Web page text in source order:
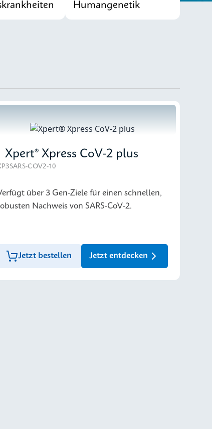
Humangenetik
Xpert® Xpress CoV-2 plus
COV2-10
über 3 Gen-Ziele für einen schnellen,
Nachweis von SARS-CoV-2.
Jetzt bestellen Jetzt entdecken